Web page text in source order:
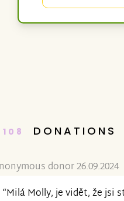
108 DONATIONS
donor 26.09.2024
“Milá Molly, je vidět, že jsi